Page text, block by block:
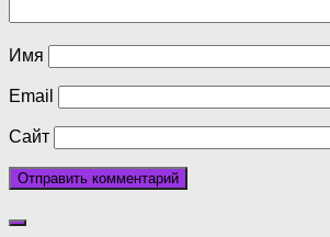
Имя
Email
Сайт